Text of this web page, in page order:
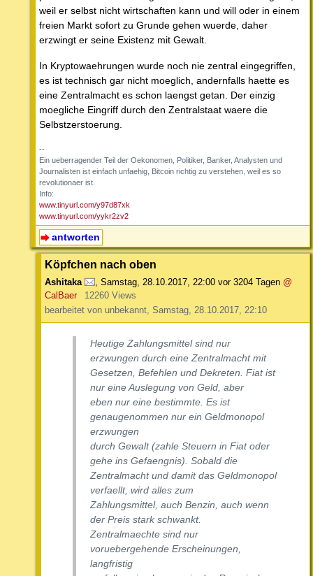
weil er selbst nicht wirtschaften kann und will oder in einem
freien Markt sofort zu Grunde gehen wuerde, daher
erzwingt er seine Existenz mit Gewalt.
In Kryptowaehrungen wurde noch nie zentral eingegriffen,
es ist technisch gar nicht moeglich, andernfalls haette es
eine Zentralmacht es schon laengst getan. Der einzig
moegliche Eingriff durch den Zentralstaat waere die
Selbstzerstoerung.
--
Ein ueberragender Teil der Oekonomen, Politiker, Banker, Analysten und
Journalisten ist einfach unfaehig, Bitcoin richtig zu verstehen, weil es so
revolutionaer ist.
Info:
www.tinyurl.com/y97d87xk
www.tinyurl.com/yykr2zv2
antworten
Köpfchen nach oben
Ashitaka , Samstag, 28.10.2017, 22:00 vor 3204 Tagen @
CalBaer
12260 Views
bearbeitet von unbekannt, Samstag, 28.10.2017, 22:10
Heutige Zahlungsmittel sind nur
erzwungen durch eine Zentralmacht mit
Gesetzen, Befehlen und Dekreten. Fiat ist
nur eine Auslegung von Geld, aber
eben nur eine bestimmte. Es ist
genaugenommen nur ein Geldmonopol
erzwungen
durch Gewalt (zahle Steuern in Fiat oder
gehe ins Gefaengnis). Sobald die
Zentralmacht und damit das Geldmonopol
verfaellt, wird alles zum
Zahlungsmittel, auch Benzin, auch wenn
der Preis stark schwankt.
Zentralmaechte sind nur
voruebergehende Erscheinungen,
langfristig